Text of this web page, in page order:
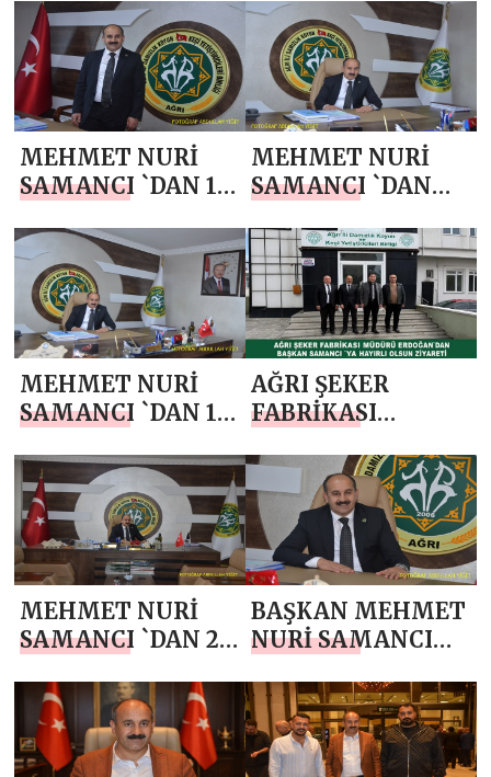
BAYRAMI MESAJI
ATATÜRK’Ü
ANMA, GENÇLİK
VE SPOR BAYRAMI
MESAJI
MEHMET NURİ
SAMANCI `DAN 14
ÇİFTÇİLER GÜNÜ
MESAJI
MEHMET NURİ
SAMANCI `DAN
MESAJI
MEHMET NURİ
SAMANCI `DAN 1
DAYANIŞMA
GÜNÜ KUTLAMA
MESAJI
AĞRI ŞEKER
FABRİKASI
ERDOĞAN`DAN
BAŞKAN SAMANCI
`YA HAYIRLI
OLSUN ZİYARETİ
MEHMET NURİ
SAMANCI `DAN 23
BAŞKAN MEHMET
NURİ SAMANCI
POLİS HAFTASI
MESAJI